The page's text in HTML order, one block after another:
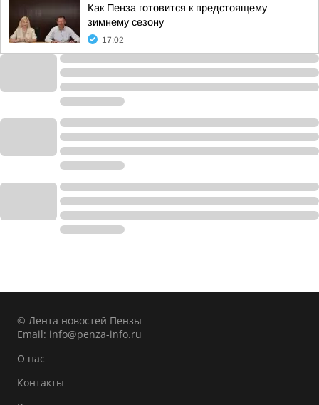
Как Пенза готовится к предстоящему
зимнему сезону
17:02
© Лента новостей Пензы
Email: info@penza-info.ru
О нас
Контакты